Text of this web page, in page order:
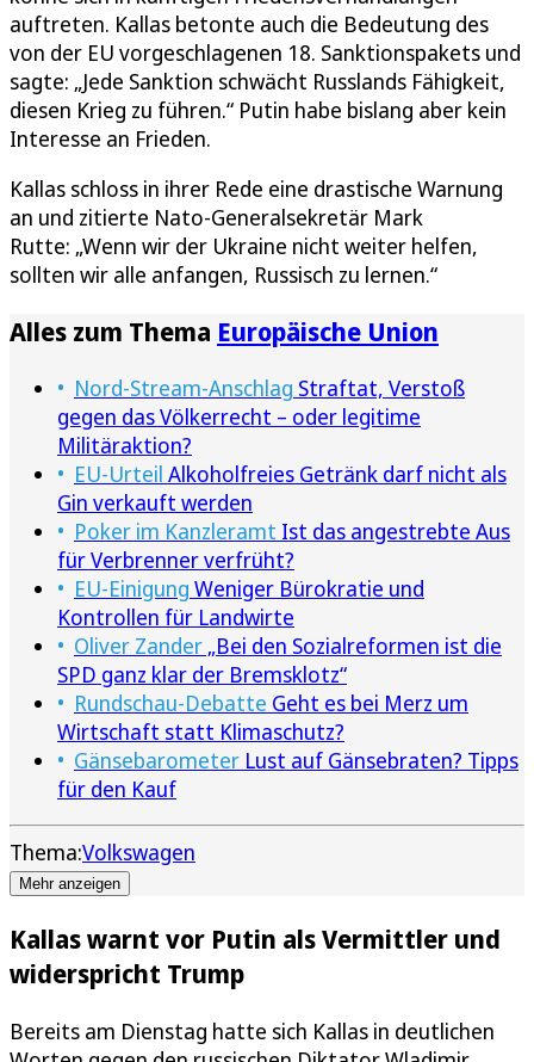
auftreten. Kallas betonte auch die Bedeutung des
von der EU vorgeschlagenen 18. Sanktionspakets und
sagte: „Jede Sanktion schwächt Russlands Fähigkeit,
diesen Krieg zu führen.“ Putin habe bislang aber kein
Interesse an Frieden.
Kallas schloss in ihrer Rede eine drastische Warnung
an und zitierte Nato-Generalsekretär Mark
Rutte: „Wenn wir der Ukraine nicht weiter helfen,
sollten wir alle anfangen, Russisch zu lernen.“
Alles zum Thema Europäische Union
Nord-Stream-Anschlag Straftat, Verstoß
gegen das Völkerrecht – oder legitime
Militäraktion?
EU-Urteil Alkoholfreies Getränk darf nicht als
Gin verkauft werden
Poker im Kanzleramt Ist das angestrebte Aus
für Verbrenner verfrüht?
EU-Einigung Weniger Bürokratie und
Kontrollen für Landwirte
Oliver Zander „Bei den Sozialreformen ist die
SPD ganz klar der Bremsklotz“
Rundschau-Debatte Geht es bei Merz um
Wirtschaft statt Klimaschutz?
Gänsebarometer Lust auf Gänsebraten? Tipps
für den Kauf
Thema:Volkswagen
Mehr anzeigen
Kallas warnt vor Putin als Vermittler und
widerspricht Trump
Bereits am Dienstag hatte sich Kallas in deutlichen